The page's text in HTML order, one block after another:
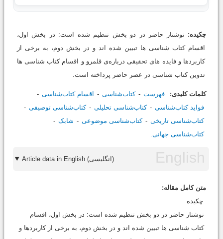
چکیده: نوشتار حاضر در دو بخش تنظیم شده است: در بخش اول،
اقسام کتاب شناسی ها تبیین شده اند و در بخش دوم، به برخی از
کاربردها و فایده های تحقیقی درباره‌ی قلمرو و اقسام کتاب شناسی ها
تدوین کتاب شناسی در عصر حاضر پرداخته است.
کلمات کلیدی: فهرست کتاب‌شناسی
اقسام کتاب‌شناسی
فواید کتاب‌شناسی
کتاب‌شناسی تحلیلی
کتاب‌شناسی توصیفی
کتاب‌شناسی تاریخی
کتاب‌شناسی موضوعی
شابک
کتاب‌شناسی جهانی.
Article data in English (انگلیسی)
متن کامل مقاله:
چکیده
نوشتار حاضر در دو بخش تنظیم شده است: در بخش اول، اقسام
کتاب شناسی ها تبیین شده اند و در بخش دوم، به برخی از کاربردها و